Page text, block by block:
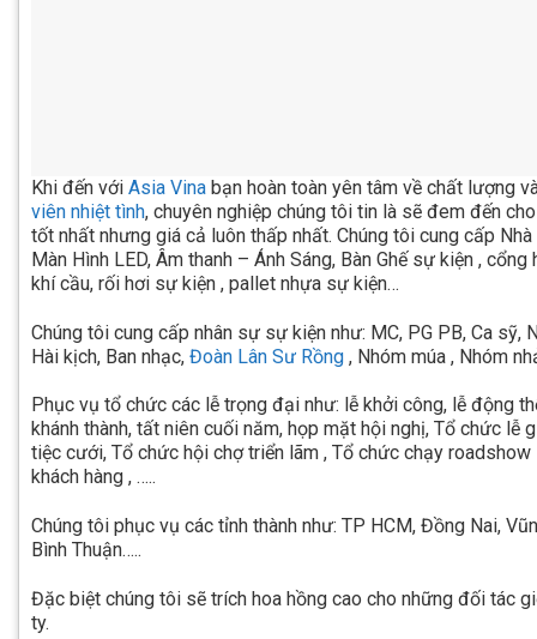
Khi đến với Asia Vina bạn hoàn toàn yên tâm về chất lượng
viên nhiệt tình, chuyên nghiệp chúng tôi tin là sẽ đem đến
tốt nhất nhưng giá cả luôn thấp nhất. Chúng tôi cung cấp
Màn Hình LED, Âm thanh – Ánh Sáng, Bàn Ghế sự kiện ,
khí cầu, rối hơi sự kiện , pallet nhựa sự kiện…
Chúng tôi cung cấp nhân sự sự kiện như: MC, PG PB, Ca sỹ,
Hài kịch, Ban nhạc, Đoàn Lân Sư Rồng , Nhóm múa , Nhóm
Phục vụ tổ chức các lễ trọng đại như: lễ khởi công, lễ động
khánh thành, tất niên cuối năm, họp mặt hội nghị, Tổ chức lễ
tiệc cưới, Tổ chức hội chợ triển lãm , Tổ chức chạy
khách hàng , …..
Chúng tôi phục vụ các tỉnh thành như: TP HCM, Đồng Nai,
Bình Thuận…..
Đặc biệt chúng tôi sẽ trích hoa hồng cao cho những đối tác
ty.